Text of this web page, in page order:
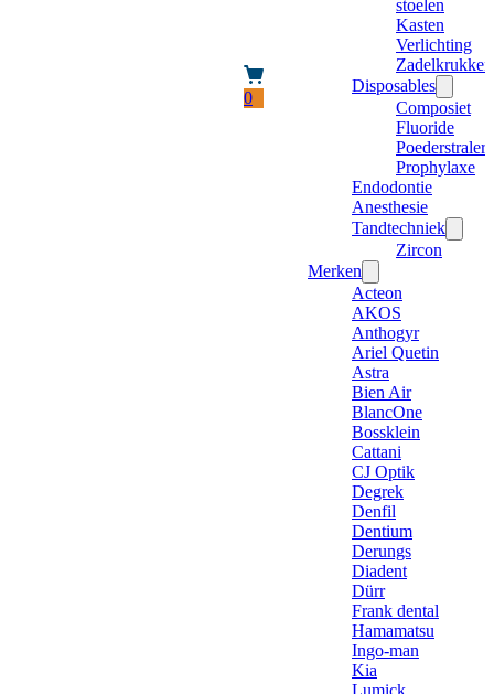
0
stoelen
Kasten
Verlichting
Zadelkrukken
Disposables
Composiet
Fluoride
Poederstraler
Prophylaxe
Endodontie
Anesthesie
Tandtechniek
Zircon
Merken
Acteon
AKOS
Anthogyr
Ariel Quetin
Astra
Bien Air
BlancOne
Bossklein
Cattani
CJ Optik
Degrek
Denfil
Dentium
Derungs
Diadent
Dürr
Frank dental
Hamamatsu
Ingo-man
Kia
Lumick